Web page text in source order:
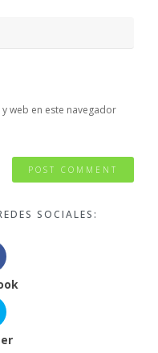
web en este navegador
SOCIALES: